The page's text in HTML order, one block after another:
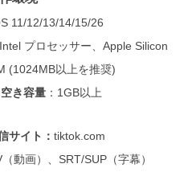
11/12/13/14/15/26
プロセッサー、Apple Silicon
(1024MB以上を推奨)
き容量 ： 1GB以上
サイト： tiktok.com
動画）、SRT/SUP（字幕）